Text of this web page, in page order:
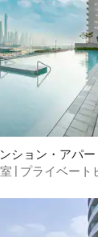
ション・アパー
| プライベート